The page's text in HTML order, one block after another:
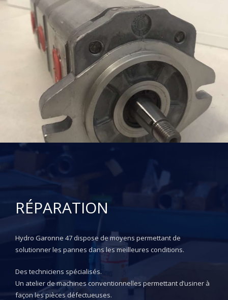
RÉPARATION
Hydro Garonne 47 dispose de moyens permettant de
solutionner les pannes dans les meilleures conditions.
Des techniciens spécialisés.
Un atelier de machines conventionnelles permettant d’usiner à
façon les pièces défectueuses.